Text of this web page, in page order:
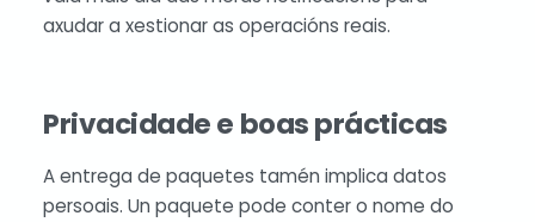
axudar a xestionar as operacións reais.
Privacidade e boas prácticas
A entrega de paquetes tamén implica datos
persoais. Un paquete pode conter o nome do